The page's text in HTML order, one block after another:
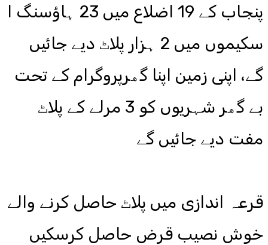
پنجاب کے 19 اضلاع میں 23 ہاؤسنگ ا
سکیموں میں 2 ہزار پلاٹ دیے جائیں
گے، اپنی زمین اپنا گھرپروگرام کے تحت
بے گھر شہریوں کو 3 مرلے کے پلاٹ
مفت دیے جائیں گے
قرعہ اندازی میں پلاٹ حاصل کرنے والے
خوش نصیب قرض حاصل کرسکیں